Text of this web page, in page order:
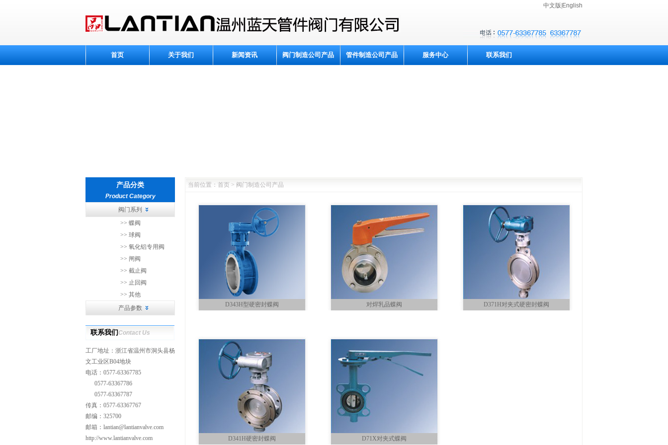
中文版 English
首页 关于我们 新闻资讯 阀门制造公司产品 管件制造公司产品 服务中心 联系我们
产品分类
Product Category
阀门系列
>> 蝶阀
>> 球阀
>> 氧化铝专用阀
>> 闸阀
>> 截止阀
>> 止回阀
>> 其他
产品参数
联系我们Contact Us
工厂地址：浙江省温州市洞头县杨
文工业区B04地块
电话：0577-63367785
0577-63367786
0577-63367787
传真：0577-63367767
邮编：325700
邮箱： lantian@lantianvalve.com
http://www.lantianvalve.com
当前位置：首页 > 阀门制造公司产品
D343H型硬密封蝶阀 对焊乳品蝶阀 D371H对夹式硬密封蝶阀
D341H硬密封蝶阀 D71X对夹式蝶阀